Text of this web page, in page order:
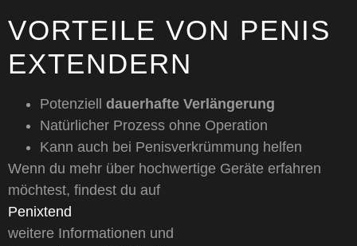
VORTEILE VON PENIS
EXTENDERN
Potenziell dauerhafte Verlängerung
Natürlicher Prozess ohne Operation
Kann auch bei Penisverkrümmung helfen
Wenn du mehr über hochwertige Geräte erfahren
möchtest, findest du auf
Penixtend
weitere Informationen und